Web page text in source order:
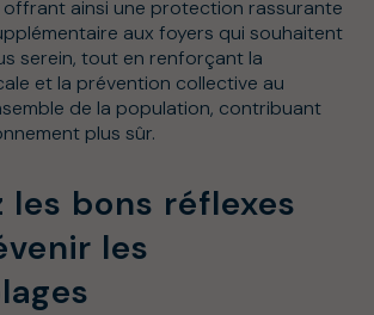
offrant ainsi une protection rassurante
aux foyers qui souhaitent
serein, tout en renforçant la
et la prévention collective au
de la population, contribuant
plus sûr.
les bons réflexes
les